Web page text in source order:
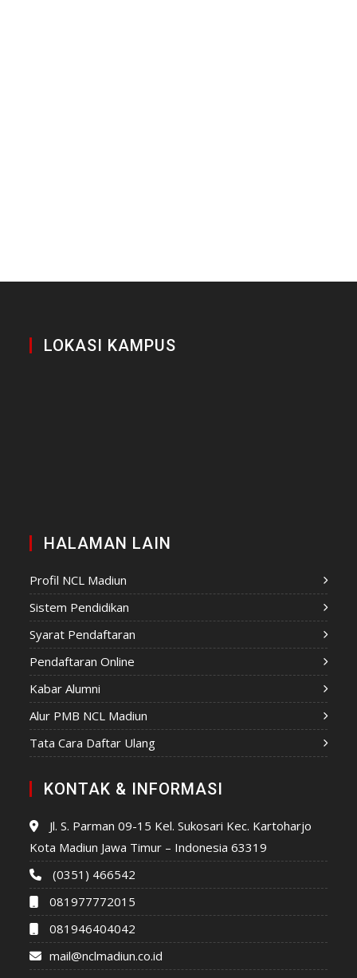
LOKASI KAMPUS
HALAMAN LAIN
Profil NCL Madiun
Sistem Pendidikan
Syarat Pendaftaran
Pendaftaran Online
Kabar Alumni
Alur PMB NCL Madiun
Tata Cara Daftar Ulang
KONTAK & INFORMASI
Jl. S. Parman 09-15 Kel. Sukosari Kec. Kartoharjo
Kota Madiun Jawa Timur – Indonesia 63319
(0351) 466542
081977772015
081946404042
mail@nclmadiun.co.id